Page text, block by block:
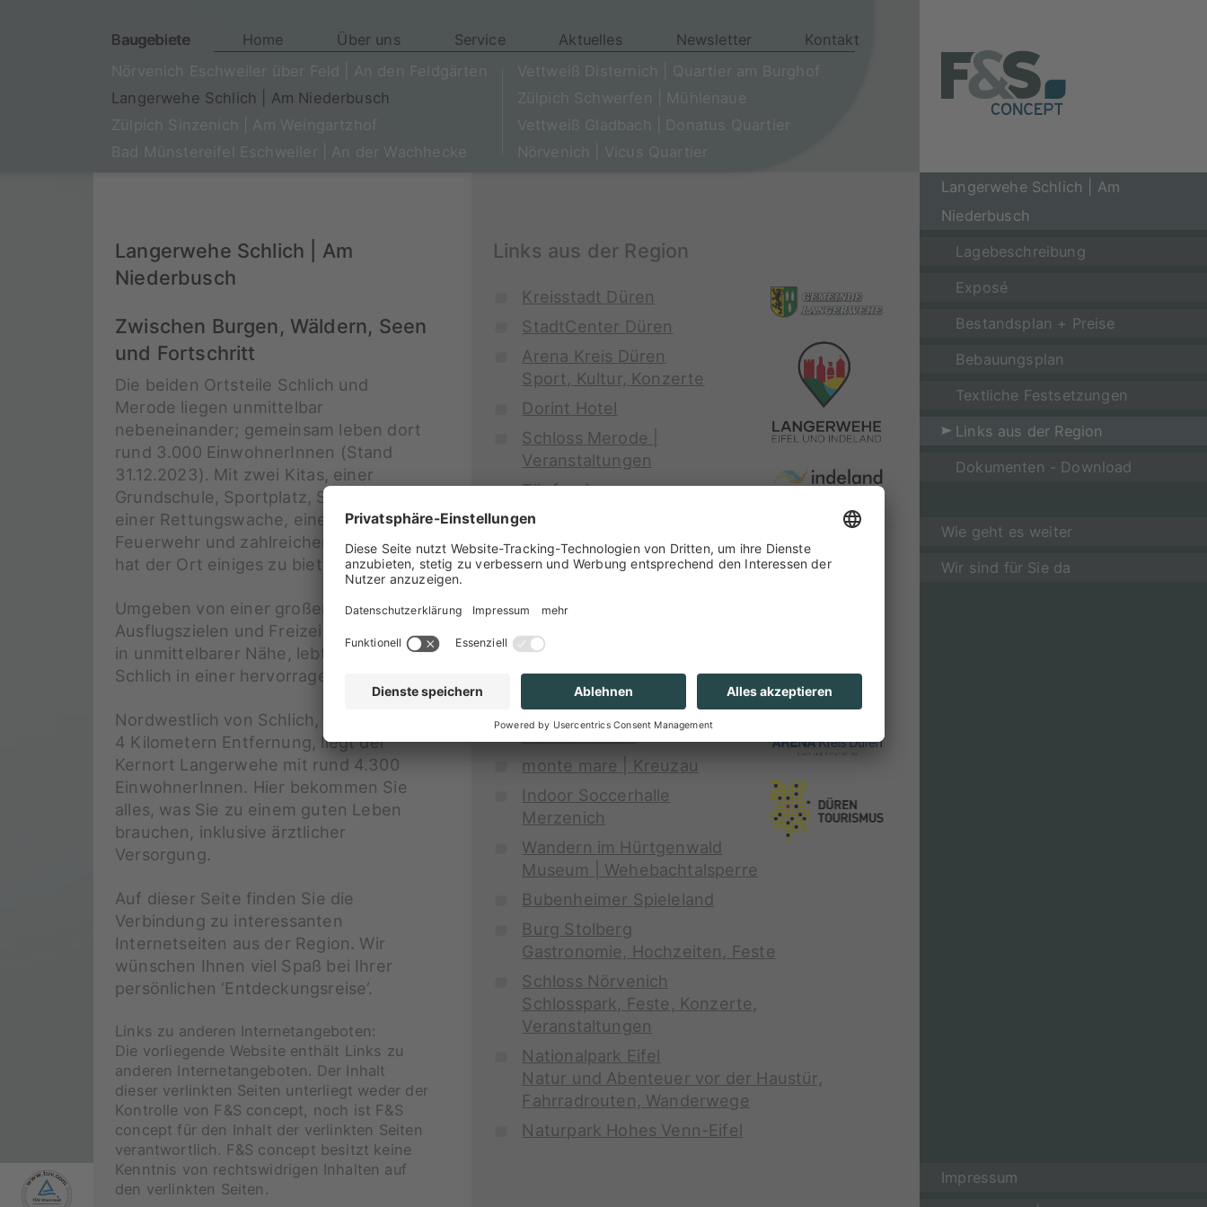
Baugebiete Home Über uns Service Aktuelles Newsletter
Kontakt
Nörvenich Eschweiler über Feld | An den Feldgärten
Langerwehe Schlich | Am Niederbusch
Zülpich Sinzenich | Am Weingartzhof
Bad Münstereifel Eschweiler | An der Wachhecke
Vettweiß Disternich | Quartier am Burghof
Zülpich Schwerfen | Mühlenaue
Vettweiß Gladbach | Donatus Quartier
Nörvenich | Vicus Quartier
Langerwehe Schlich | Am
Niederbusch
Zwischen Burgen, Wäldern, Seen
und Fortschritt
Die beiden Ortsteile Schlich und
Merode liegen unmittelbar
nebeneinander; gemeinsam leben dort
rund 3.000 EinwohnerInnen (Stand
31.12.2023). Mit zwei Kitas, einer
Grundschule, Sportplatz, Spielplätzen,
einer Rettungswache, einer Freiwilligen
Feuerwehr und zahlreichen Vereinen,
hat der Ort einiges zu bieten.
Umgeben von einer großen Auswahl an
Ausflugszielen und Freizeitangeboten
in unmittelbarer Nähe, lebt man in
Schlich in einer hervorragenden Lage.
Nordwestlich von Schlich, in nur knapp
4 Kilometern Entfernung, liegt der
Kernort Langerwehe mit rund 4.300
EinwohnerInnen. Hier bekommen Sie
alles, was Sie zu einem guten Leben
brauchen, inklusive ärztlicher
Versorgung.
Auf dieser Seite finden Sie die
Verbindung zu interessanten
Internetseiten aus der Region. Wir
wünschen Ihnen viel Spaß bei Ihrer
persönlichen ‘Entdeckungsreise‘.
Links zu anderen Internetangeboten:
Die vorliegende Website enthält Links zu
anderen Internetangeboten. Der Inhalt
dieser verlinkten Seiten unterliegt weder der
Kontrolle von F&S concept, noch ist F&S
concept für den Inhalt der verlinkten Seiten
verantwortlich. F&S concept besitzt keine
Kenntnis von rechtswidrigen Inhalten auf
den verlinkten Seiten.
Links aus der Region
Kreisstadt Düren
StadtCenter Düren
Arena Kreis Düren
Sport, Kultur, Konzerte
Dorint Hotel
Schloss Merode |
Veranstaltungen
Töpfereimuseum
Langerwehe
Das Indeland
Freizeitstandort mit
Erholungswert
Gut Burg Holzheim |
Burg Laufenburg
Gastronomie,
Wanderrouten
monte mare | Kreuzau
Indoor Soccerhalle
Merzenich
Wandern im Hürtgenwald
Museum | Wehebachtalsperre
Bubenheimer Spieleland
Burg Stolberg
Gastronomie, Hochzeiten, Feste
Schloss Nörvenich
Schlosspark, Feste, Konzerte,
Veranstaltungen
Nationalpark Eifel
Natur und Abenteuer vor der Haustür,
Fahrradrouten, Wanderwege
Naturpark Hohes Venn-Eifel
Langerwehe Schlich | Am
Niederbusch
Lagebeschreibung
Exposé
Bestandsplan + Preise
Bebauungsplan
Textliche Festsetzungen
Links aus der Region
Dokumenten - Download
Wie geht es weiter
Wir sind für Sie da
Impressum